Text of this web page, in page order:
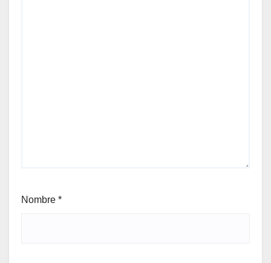
Nombre *